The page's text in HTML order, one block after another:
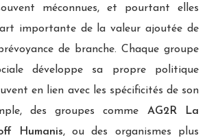
méconnues, et pourtant elles
importante de la valeur ajoutée de
de branche. Chaque groupe
développe sa propre politique
en lien avec les spécificités de son
des groupes comme AG2R La
Humanis, ou des organismes plus